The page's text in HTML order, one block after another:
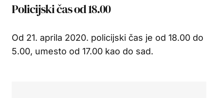
Policijski čas od 18.00
Od 21. aprila 2020. policijski čas je od 18.00 do
5.00, umesto od 17.00 kao do sad.